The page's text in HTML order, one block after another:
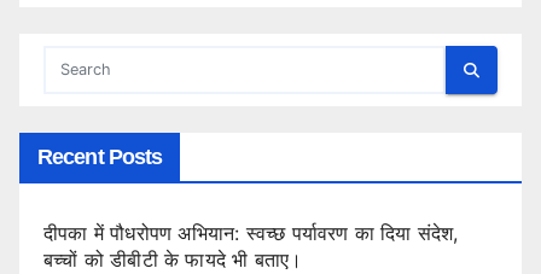
Recent Posts
दीपका में पौधरोपण अभियान: स्वच्छ पर्यावरण का दिया संदेश,
बच्चों को डीबीटी के फायदे भी बताए।